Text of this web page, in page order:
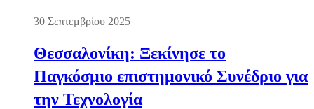
30 Σεπτεμβρίου 2025
Θεσσαλονίκη: Ξεκίνησε το
Παγκόσμιο επιστημονικό Συνέδριο για
την Τεχνολογία